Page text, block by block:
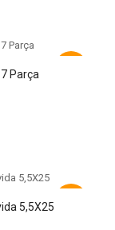
Parça
5,5X25